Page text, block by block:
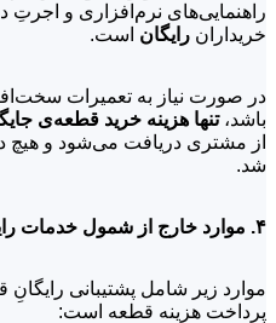
راهنمایی‌های نرم‌افزاری و
خریداران رایگان است.
در صورت نیاز به تعمیرات
باشد،تنها هزینه خرید قطعه‌ی
از مشتری دریافت می‌شود و هیچ
شد.
۴. موارد خارج از شمول خدمات رایگان (ابطال گارانتی سلامت)
موارد زیر شامل پشتیبانی رایگانِ
پرداخت هزینه قطعه است: